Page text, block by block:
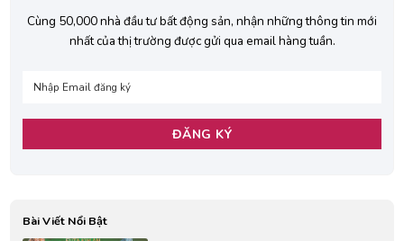
Cùng 50,000 nhà đầu tư bất động sản, nhận những thông tin mới
nhất của thị trường được gửi qua email hàng tuần.
Bài Viết Nổi Bật